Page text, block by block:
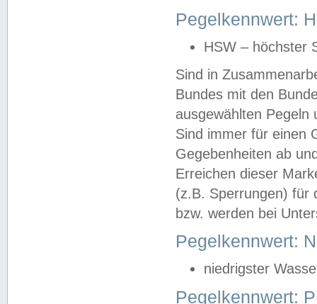
Pegelkennwert:
HSW – höchster
Sind in
Bundes mit den
ausgewählten
Sind immer für einen
Gegebenheiten ab
Erreichen dieser
(z.B. Sperrungen) für
bzw. werden bei
Pegelkennwert:
niedrigster
Pegelkennwert: